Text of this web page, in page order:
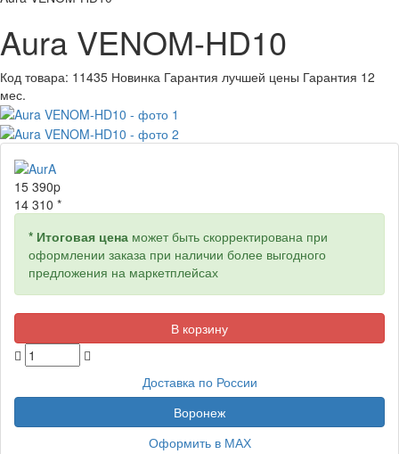
Aura VENOM-HD10
Код товара: 11435 Новинка Гарантия лучшей цены Гарантия 12
мес.
15 390p
14 310 *
* Итоговая цена может быть скорректирована при
оформлении заказа при наличии более выгодного
предложения на маркетплейсах
Доставка по России
Воронеж
Оформить в МАХ